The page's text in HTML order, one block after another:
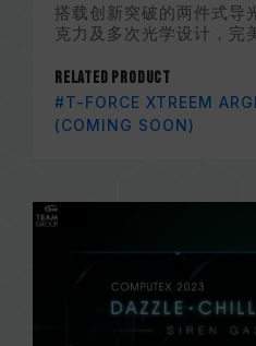
搭载创新突破的两件式导
克力及多次光学设计，完
Related Product
#T-FORCE XTREEM
(COMING SOON)